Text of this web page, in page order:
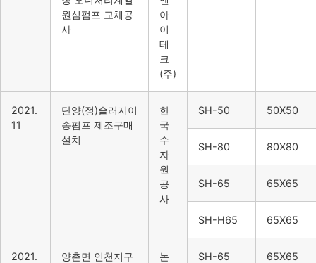
원심펌프 교체공
사
아
이
테
크
(주)
2021.
11
단양(정)슬러지이
송펌프 제조구매
설치
한
국
수
자
원
공
사
SH-50 50X50
SH-80 80X80
SH-65 65X65
SH-H65 65X65
2021.
양촌면 인천지구
논
SH-65 65X65